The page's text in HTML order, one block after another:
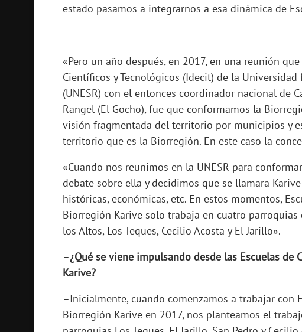
estado pasamos a integrarnos a esa dinámica de
«Pero un año después, en 2017, en una reunión
Científicos y Tecnológicos (Idecit) de la
(UNESR) con el entonces coordinador nacional de
Rangel (El Gocho), fue que conformamos la
visión fragmentada del territorio por municipios y
territorio que es la Biorregión. En este caso la
«Cuando nos reunimos en la UNESR para
debate sobre ella y decidimos que se llamara
históricas, económicas, etc. En estos momentos,
Biorregión Karive solo trabaja en cuatro
los Altos, Los Teques, Cecilio Acosta y El Jarillo».
–¿Qué se viene impulsando desde las Escuelas de
Karive?
–Inicialmente, cuando comenzamos a trabajar con
Biorregión Karive en 2017, nos planteamos el